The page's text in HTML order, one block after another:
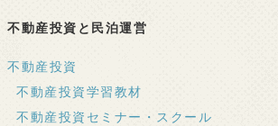
不動産投資と民泊運営
不動産投資
不動産投資学習教材
不動産投資セミナー・スクール